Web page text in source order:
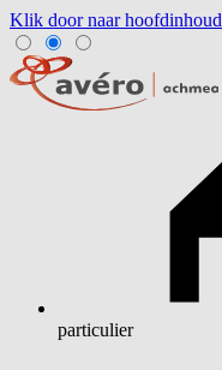
Klik door naar hoofdinhoud
particulier